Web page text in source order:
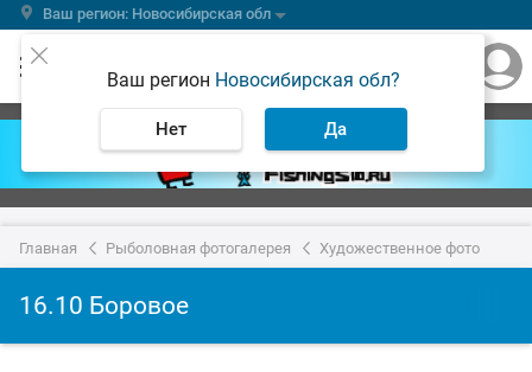
Ваш регион: Новосибирская обл
Ваш регион Новосибирская обл?
Нет Да
Главная Рыболовная фотогалерея Художественное фото
16.10 Боровое